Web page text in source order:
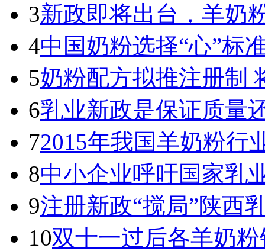
3新政即将出台，羊奶
4中国奶粉选择“心”标
5奶粉配方拟推注册制
6乳业新政是保证质量
72015年我国羊奶粉行
8中小企业呼吁国家乳
9注册新政“搅局”陕西
10双十一过后各羊奶